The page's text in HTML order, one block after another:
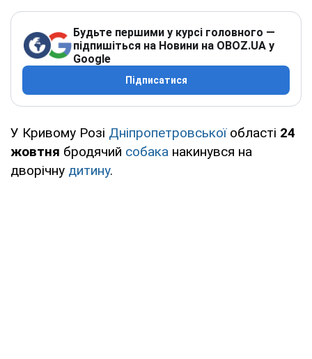
Будьте першими у курсі головного —
підпишіться на Новини на OBOZ.UA у
Google
Підписатися
У Кривому Розі Дніпропетровськоїобласті 24
жовтня бродячий собака накинувся на
дворічну дитину.